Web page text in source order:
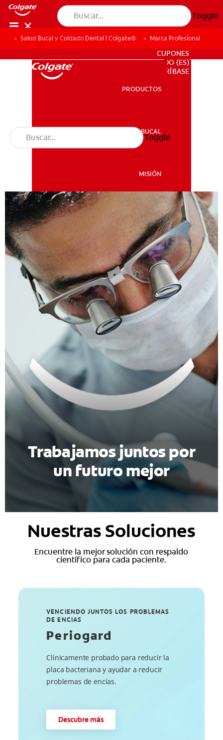
Toggle
SALUD BUCAL
MISIÓN
CHEQUEO DE SALUD BUCAL
SELECCIÓN DE PRODUCTOS
PARA PROFESIONALES
CUPONES
SUSCRÍBASE
PARA PROFESIONALES
CUPONES
DO (ES)
SUSCRÍBASE
PRODUCTOS
SALUD BUCAL
MISIÓN
CHEQUEO DE SALUD BUCAL
SELECCIÓN DE PRODUCTOS
Toggle
Salud Bucal y Cuidado Dental | Colgate® Marca Profesional
Trabajamos juntos por
un futuro mejor
Nuestras Soluciones
Encuentre la mejor solución con respaldo
científico para cada paciente.
VENCIENDO JUNTOS LOS PROBLEMAS
DE ENCIAS
Periogard
Clínicamente probado para reducir la
placa bacteriana y ayudar a reducir
problemas de encías.
Descubre más